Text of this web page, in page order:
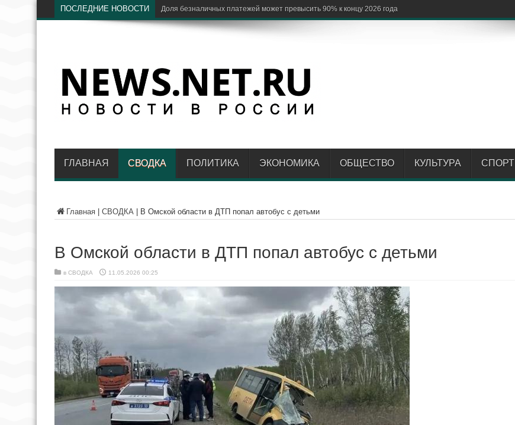
ПОСЛЕДНИЕ НОВОСТИ Ц
ГЛАВНАЯ СВОДКА ПОЛИТИКА ЭКОНОМИКА ОБЩЕСТВО КУЛЬТУРА СПОРТ
Главная СВОДКА В Омской области в ДТП попал автобус с детьми
В Омской области в ДТП попал автобус с детьми
в СВОДКА 11.05.2026 00:25